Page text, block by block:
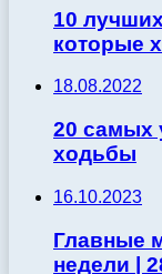
10
которые
18.08.2022
20 самых
ходьбы
16.10.2023
Главные
недели |